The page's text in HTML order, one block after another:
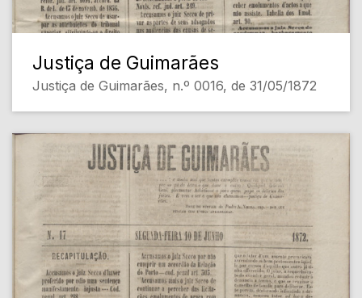
Justiça de Guimarães
Justiça de Guimarães, n.º 0016, de 31/05/1872